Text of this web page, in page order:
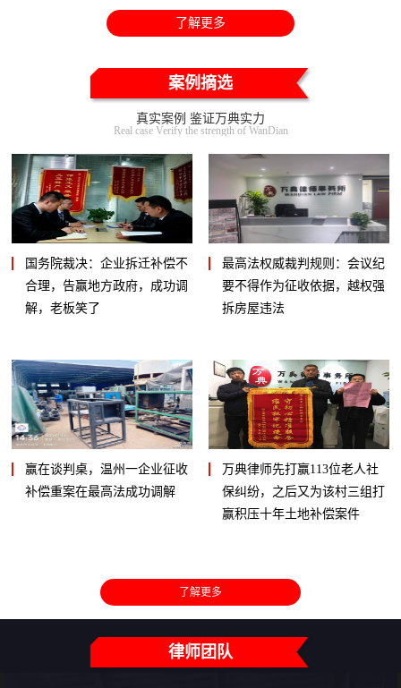
了解更多
案例摘选
真实案例 鉴证万典实力
Real case Verify the strength of WanDian
国务院裁决：企业拆迁补偿不
合理，告赢地方政府，成功调
解，老板笑了
最高法权威裁判规则：会议纪
要不得作为征收依据，越权强
拆房屋违法
赢在谈判桌，温州一企业征收
补偿重案在最高法成功调解
万典律师先打赢113位老人社
保纠纷，之后又为该村三组打
赢积压十年土地补偿案件
了解更多
律师团队